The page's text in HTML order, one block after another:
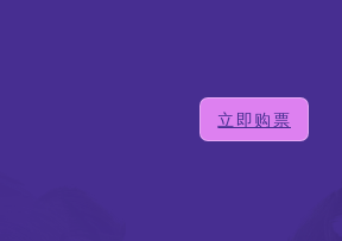
立即购票